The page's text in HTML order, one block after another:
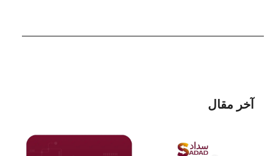
آخر مقال